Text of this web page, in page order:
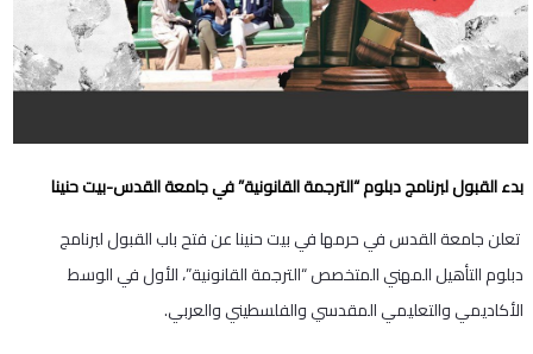
بدء القبول لبرنامجدبلوم “الترجمة القانونية”في جامعة القدس-بيت حنينا
تعلن جامعة القدس في حرمها في بيت حنينا عن فتح باب القبول لبرنامج
دبلوم التأهيل المهني المتخصص “الترجمة القانونية”، الأول في الوسط
الأكاديمي والتعليمي المقدسي والفلسطيني والعربي.